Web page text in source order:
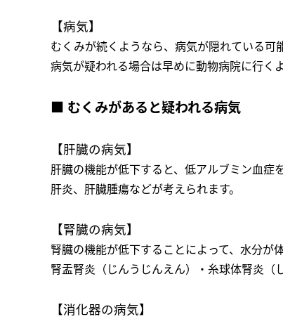
【病気】
むくみが続くようなら、病気が隠れている可
病気が疑われる場合は早めに動物病院に行く
■ むくみがあると疑われる病気
【肝臓の病気】
肝臓の機能が低下すると、低アルブミン血症
肝炎、肝臓腫瘍などが考えられます。
【腎臓の病気】
腎臓の機能が低下することによって、水分が
腎盂腎炎（じんうじんえん）・糸球体腎炎（
【消化器の病気】